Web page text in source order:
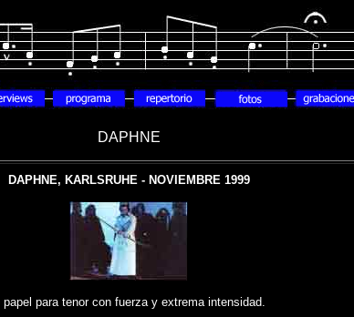
DAPHNE
DAPHNE, KARLSRUHE - NOVIEMBRE 1999
para tenor con fuerza y extrema intensidad.